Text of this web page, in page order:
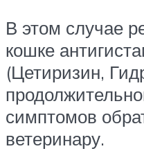
В этом случае
кошке
(Цетиризин,
симптомов
ветеринару.